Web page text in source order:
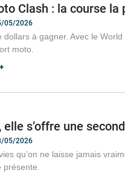
Clash : la course la
05/2026
dollars à gagner. Avec le
moto.
elle s’offre une
05/2026
qu’on ne laisse jamais
présente.